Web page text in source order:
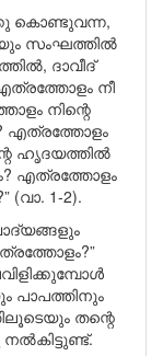
കൊണ്ടുവന്ന,
സംഘത്തിൽ
ദാവീദ്
നീ
നിന്റെ
എത്രത്തോളം
ഹൃദയത്തിൽ
എത്രത്തോളം
(വാ. 1-2).
പാപത്തിനും
തന്റെ